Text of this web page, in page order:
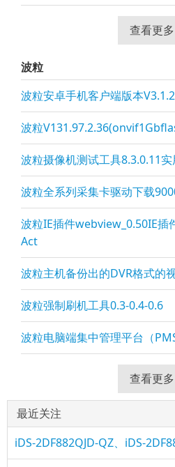
查看更
波粒
波粒安卓手机客户端版本
波粒
波粒摄像机测试工具8.3.0.11
波粒全系列采集卡驱动下载
波粒IE插件webview_0.50IE插
Act
波粒主机备份出的DVR格式的
波粒强制刷机工具0.3-0.4-0.6
波粒电脑端集中管理平台（
查看更
最近关注
iDS-2DF882QJD-QZ、iDS-